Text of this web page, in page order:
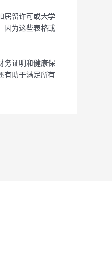
居留许可或大学
因为这些表格或
务证明和健康保
有助于满足所有